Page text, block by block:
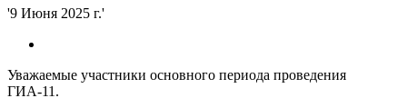
'9 Июня 2025 г.'
Уважаемые участники основного периода проведения
ГИА-11.